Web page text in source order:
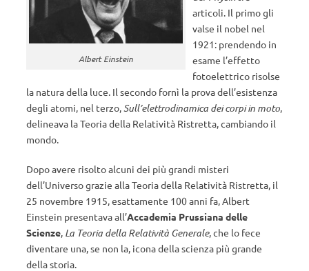
Albert Einstein
articoli. Il primo gli
valse il nobel nel
1921: prendendo in
esame l’effetto
fotoelettrico risolse
la natura della luce. Il secondo fornì la prova dell’esistenza
degli atomi, nel terzo,Sull’elettrodinamica dei corpi in moto,
delineava la Teoria della Relatività Ristretta, cambiando il
mondo.
Dopo avere risolto alcuni dei più grandi misteri
dell’Universo grazie alla Teoria della Relatività Ristretta, il
25 novembre 1915, esattamente 100 anni fa, Albert
Einstein presentava all’Accademia Prussiana delle
Scienze, La Teoria della Relatività Generale, che lo fece
diventare una, se non la, icona della scienza più grande
della storia.